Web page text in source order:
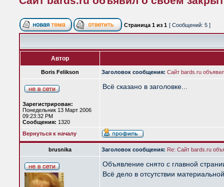
Страница 1 из 1 [ Сообщений: 5 ]
Автор
Boris Felikson Заголовок сообщения: Сайт bards.ru
Зарегистрирован:
Понедельник 13 Март 2006
09:23:32 PM
Сообщения: 1320
Всё сказано в заголовке...
Вернуться к началу
brusnika Заголовок сообщения: Re: Сайт bards.ru
Объявление снято с главной
Всё дело в отсутствии